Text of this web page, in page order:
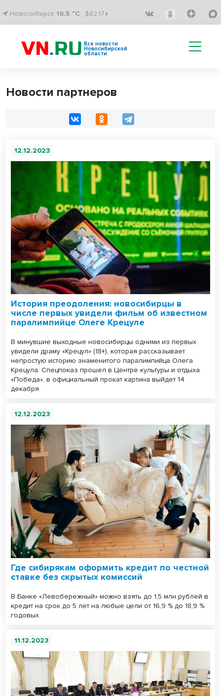
Новосибирск 16.5 °C $82.17↑
Все новости
Новосибирской
области
Новости партнеров
12.12.2023
История преодоления: новосибирцы в
числе первых увидели фильм об известном
паралимпийце Олеге Крецуле
В минувшие выходные новосибирцы одними из первых
увидели драму «Крецул» (18+), которая рассказывает
непростую историю знаменитого паралимпийца Олега
Крецула. Спецпоказ прошел в Центре культуры и отдыха
«Победа», в официальный прокат картина выйдет 14
декабря.
12.12.2023
Где сибирякам оформить кредит по честной
ставке без скрытых комиссий
В Банке «Левобережный» можно взять до 1,5 млн рублей в
кредит на срок до 5 лет на любые цели от 16,9 % до 18,9 %
годовых.
11.12.2023